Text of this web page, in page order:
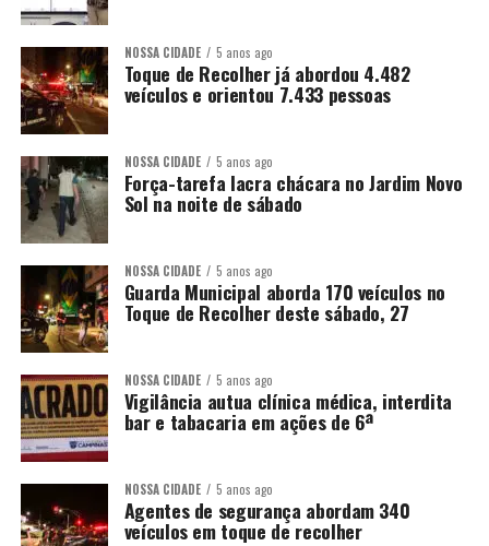
NOSSA CIDADE 5 anos ago
Toque de Recolher já abordou 4.482
veículos e orientou 7.433 pessoas
NOSSA CIDADE 5 anos ago
Força-tarefa lacra chácara no Jardim Novo
Sol na noite de sábado
NOSSA CIDADE 5 anos ago
Guarda Municipal aborda 170 veículos no
Toque de Recolher deste sábado, 27
NOSSA CIDADE 5 anos ago
Vigilância autua clínica médica, interdita
bar e tabacaria em ações de 6ª
NOSSA CIDADE 5 anos ago
Agentes de segurança abordam 340
veículos em toque de recolher